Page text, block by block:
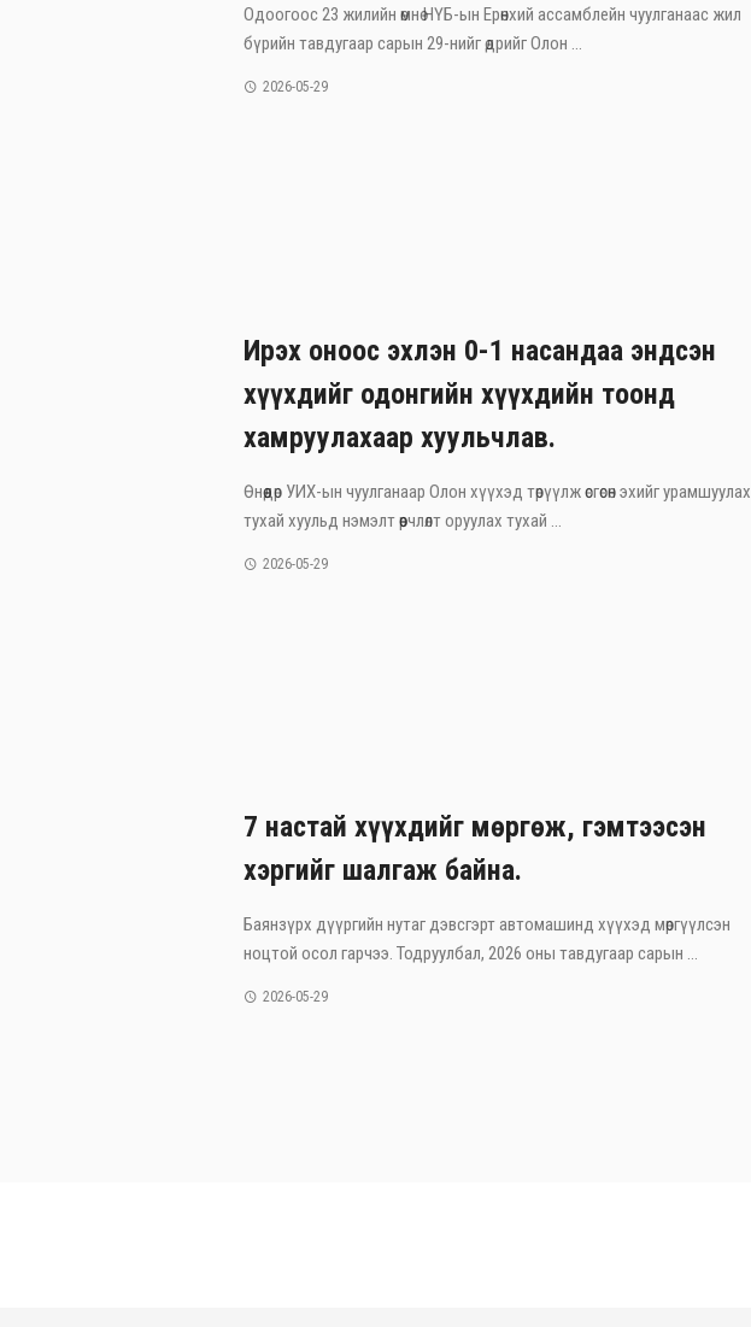
Одоогоос 23 жилийн өмнө НҮБ-ын Ерөнхий ассамблейн чуулганаас жил
бүрийн тавдугаар сарын 29-нийг өдрийг Олон ...
2026-05-29
Ирэх оноос эхлэн 0-1 насандаа эндсэн
хүүхдийг одонгийн хүүхдийн тоонд
хамруулахаар хуульчлав.
Өнөөдөр УИХ-ын чуулганаар Олон хүүхэд төрүүлж өсгөсөн эхийг урамшуулах
тухай хуульд нэмэлт өөрчлөлт оруулах тухай ...
2026-05-29
7 настай хүүхдийг мөргөж, гэмтээсэн
хэргийг шалгаж байна.
Баянзүрх дүүргийн нутаг дэвсгэрт автомашинд хүүхэд мөргүүлсэн
ноцтой осол гарчээ. Тодруулбал, 2026 оны тавдугаар сарын ...
2026-05-29